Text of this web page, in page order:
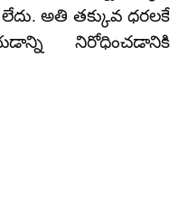
అతి తక్కువ ధరలకే
నిరోధించడానికి